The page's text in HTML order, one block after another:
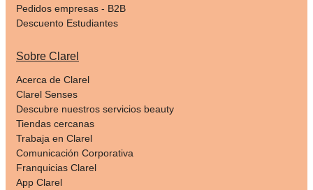
Pedidos empresas - B2B
Descuento Estudiantes
Sobre Clarel
Acerca de Clarel
Clarel Senses
Descubre nuestros servicios beauty
Tiendas cercanas
Trabaja en Clarel
Comunicación Corporativa
Franquicias Clarel
App Clarel